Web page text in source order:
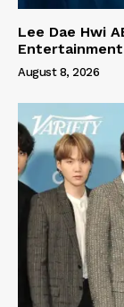
Lee Dae Hwi
August 8, 2026